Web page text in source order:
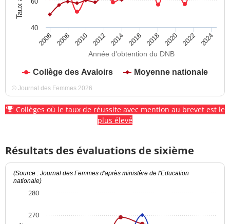
Année d'obtention du DNB
Collège des Avaloirs Moyenne nationale
2006 2008 2010 2012 2014 2016 2018 2020 2022 2024
40
© Journal des Femmes 2026
Collèges où le taux de réussite avec mention au brevet est le
plus élevé
Résultats des évaluations de sixième
(Source : Journal des Femmes d'après ministère de l'Education
nationale)
270
280